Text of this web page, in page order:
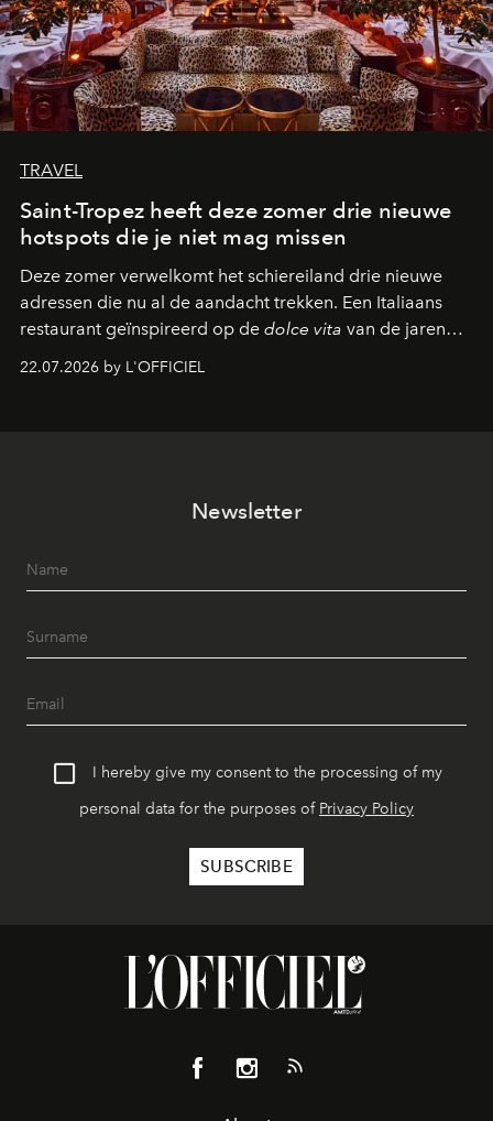
TRAVEL
Saint-Tropez heeft deze zomer drie nieuwe
hotspots die je niet mag missen
Deze zomer verwelkomt het schiereiland drie nieuwe
adressen die nu al de aandacht trekken. Een Italiaans
restaurant geïnspireerd op de dolce vita van de jaren
zestig, een Japanse hotspot die na zonsondergang
verandert in een bruisende ontmoetingsplek en de
22.07.2026 by L'OFFICIEL
Newsletter
I hereby give my consent to the processing of my
personal data for the purposes of Privacy Policy